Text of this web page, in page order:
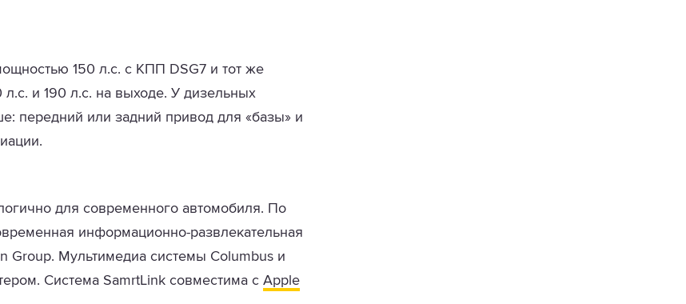
150 л.с. с КПП DSG7 и тот же
и 190 л.с. на выходе. У дизельных
передний или задний привод для «базы» и
для современного автомобиля. По
информационно-развлекательная
Group. Мультимедиа системы Columbus и
Система SamrtLink совместима с Apple